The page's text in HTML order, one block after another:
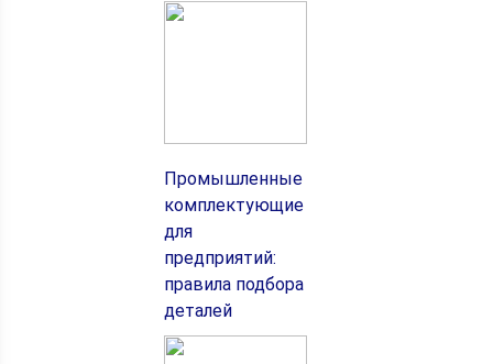
Промышленные
комплектующие
для
предприятий:
правила подбора
деталей